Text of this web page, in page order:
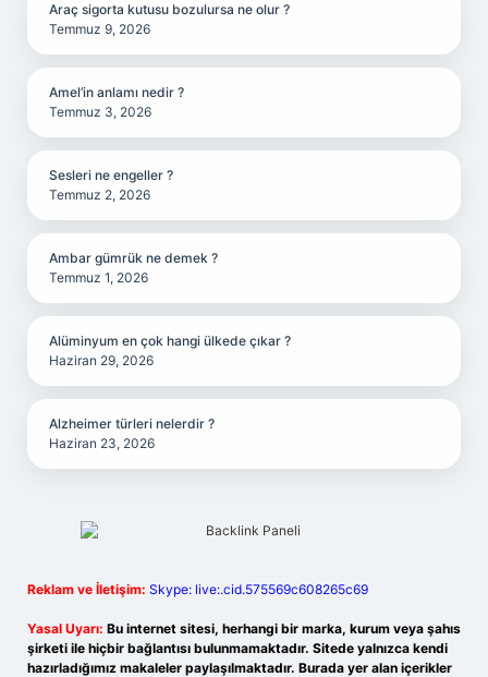
Araç sigorta kutusu bozulursa ne olur ?
Temmuz 9, 2026
Amel’in anlamı nedir ?
Temmuz 3, 2026
Sesleri ne engeller ?
Temmuz 2, 2026
Ambar gümrük ne demek ?
Temmuz 1, 2026
Alüminyum en çok hangi ülkede çıkar ?
Haziran 29, 2026
Alzheimer türleri nelerdir ?
Haziran 23, 2026
Reklam ve İletişim: Skype: live:.cid.575569c608265c69
Yasal Uyarı: Bu internet sitesi, herhangi bir marka, kurum veya şahıs
şirketi ile hiçbir bağlantısı bulunmamaktadır. Sitede yalnızca kendi
hazırladığımız makaleler paylaşılmaktadır. Burada yer alan içerikler